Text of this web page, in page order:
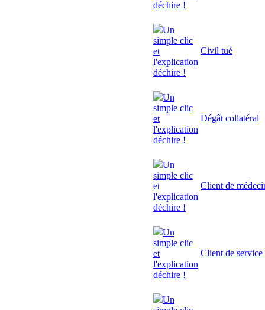
déchire !
Un
simple clic
et
l'explication
déchire !
Civil tué
Un
simple clic
et
l'explication
déchire !
Dégât collatéral
Un
simple clic
et
l'explication
déchire !
Client de
Un
simple clic
et
l'explication
déchire !
Client de
Un